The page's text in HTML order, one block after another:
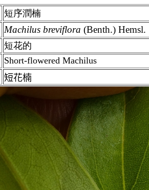
短序潤楠
Machilus breviflora (Benth.) Hemsl.
短花的
Short-flowered Machilus
短花楠